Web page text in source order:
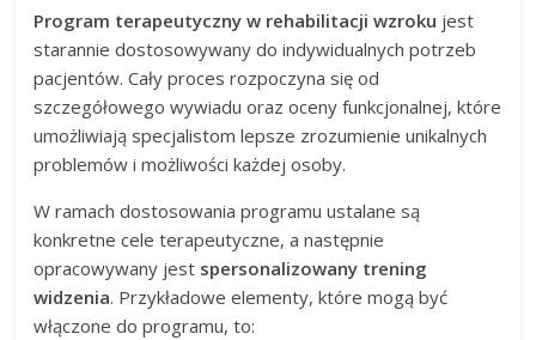
Program terapeutyczny w rehabilitacji wzroku jest
starannie dostosowywany do indywidualnych potrzeb
pacjentów. Cały proces rozpoczyna się od
szczegółowego wywiadu oraz oceny funkcjonalnej, które
umożliwiają specjalistom lepsze zrozumienie unikalnych
problemów i możliwości każdej osoby.
W ramach dostosowania programu ustalane są
konkretne cele terapeutyczne, a następnie
opracowywany jest spersonalizowany trening
widzenia. Przykładowe elementy, które mogą być
włączone do programu, to: